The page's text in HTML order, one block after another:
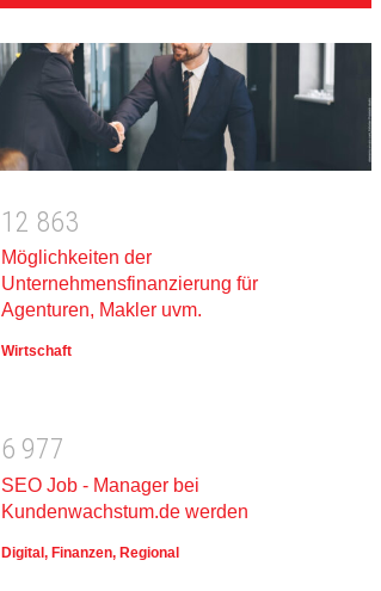
1 2 863
Möglichkeiten der
Unternehmensfinanzierung für
Agenturen, Makler uvm.
Wirtschaft
6 977
SEO Job - Manager bei
Kundenwachstum.de werden
Digital , Finanzen, Regional